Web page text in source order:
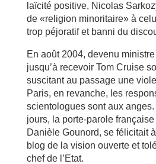
laïcité positive, Nicolas
de «religion minoritaire» à
trop péjoratif et banni du
En août 2004, devenu
jusqu’à recevoir Tom Cruise
suscitant au passage une
Paris, en revanche, les
scientologues sont aux
jours, la porte-parole
Danièle Gounord, se félicitait
blog de la vision ouverte et
chef de l’Etat.